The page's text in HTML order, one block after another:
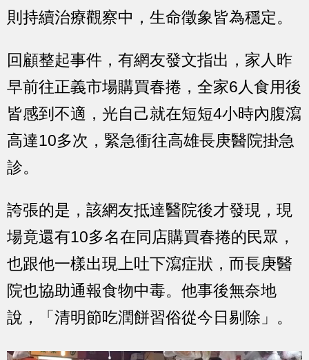
則持續治療觀察中，生命徵象皆為穩定。
回顧整起事件，有網友發文指出，家人昨
早前往正義市場購買春捲，全家6人食用後
皆感到不適，光自己就在短短4小時內腹瀉
高達10多次，緊急衝往高雄長庚醫院掛急
診。
誇張的是，該網友抵達醫院後才發現，現
場竟還有10多名在同店購買春捲的民眾，
也跟他一樣出現上吐下瀉症狀，而長庚醫
院也協助通報食物中毒。他事後無奈地
說，「清明節吃潤餅習俗從今日剔除」。